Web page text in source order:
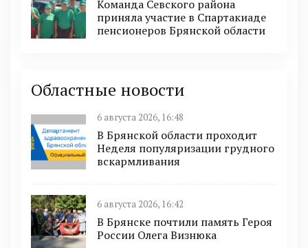
Команда Севского района
приняла участие в Спартакиаде
пенсионеров Брянской области
Областные новости
6 августа 2026, 16:48
В Брянской области проходит
Неделя популяризации грудного
вскармливания
6 августа 2026, 16:42
В Брянске почтили память Героя
России Олега Визнюка